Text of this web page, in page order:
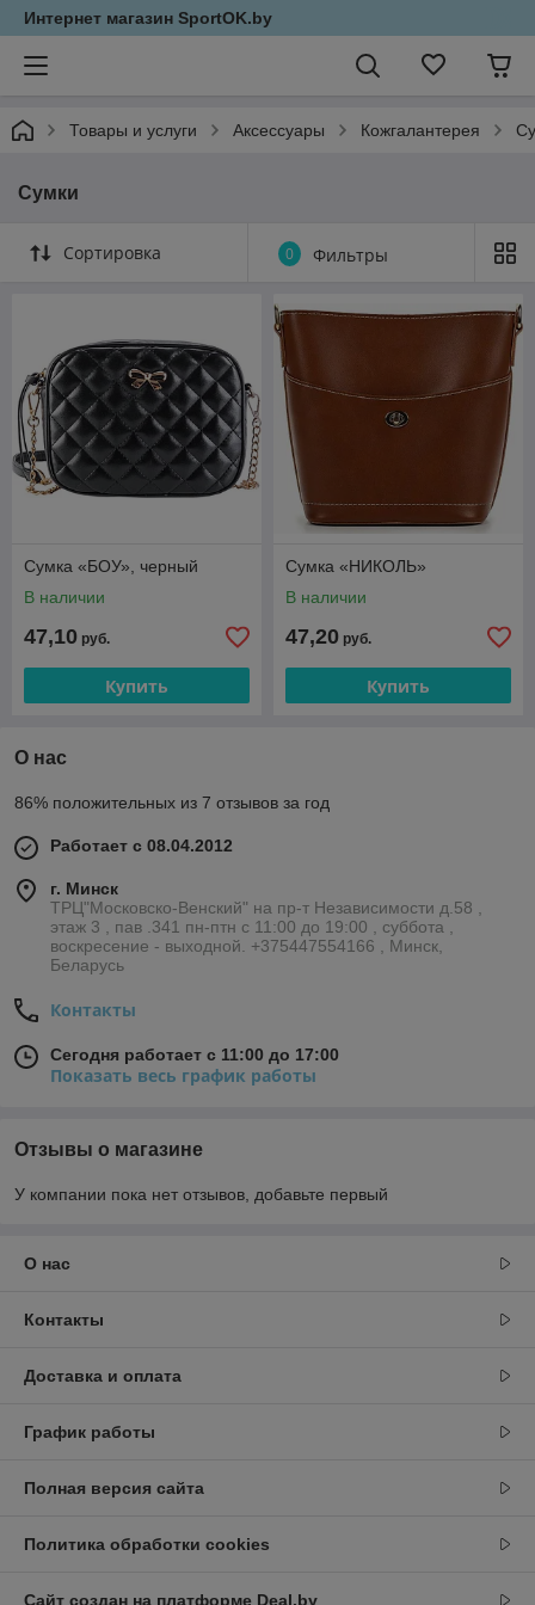
Интернет магазин SportOK.by
Товары и услуги Аксессуары Кожгалантерея
Сумки
Сортировка 0 Фильтры
Сумка «БОУ», черный
В наличии
47,10 руб.
Купить
Сумка «НИКОЛЬ»
В наличии
47,20 руб.
Купить
О нас
86% положительных из 7 отзывов за год
Работает с 08.04.2012
г. Минск
ТРЦ"Московско-Венский" на пр-т Независимости д.58 ,
этаж 3 , пав .341 пн-птн с 11:00 до 19:00 , суббота ,
воскресение - выходной. +375447554166 , Минск,
Беларусь
Контакты
Сегодня работает с 11:00 до 17:00
Показать весь график работы
Отзывы о магазине
У компании пока нет отзывов, добавьте первый
О нас
Контакты
Доставка и оплата
График работы
Полная версия сайта
Политика обработки cookies
Сайт создан на платформе Deal.by